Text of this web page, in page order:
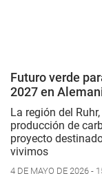
Futuro verde
2027 en
La región del
producción de
proyecto
vivimos
4 DE MAYO DE 2026 -